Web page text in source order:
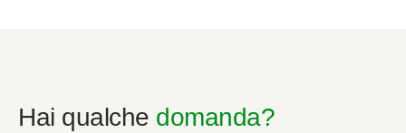
Hai qualche domanda?